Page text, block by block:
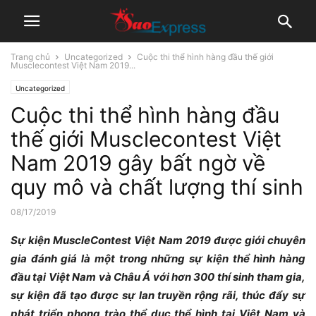
Trang chủ Uncategorized
Cuộc thi thể hình hàng đầu thế giới
Musclecontest Việt Nam 2019...
Uncategorized
Cuộc thi thể hình hàng đầu
thế giới Musclecontest Việt
Nam 2019 gây bất ngờ về
quy mô và chất lượng thí sinh
08/17/2019
Sự kiện MuscleContest Việt Nam 2019 được giới chuyên
gia đánh giá là một trong những sự kiện thể hình hàng
đầu tại Việt Nam và Châu Á với hơn 300 thí sinh tham gia,
sự kiện đã tạo được sự lan truyền rộng rãi, thúc đẩy sự